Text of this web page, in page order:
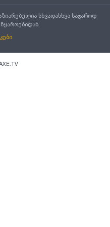
სხვადასხვა საჯაროდ